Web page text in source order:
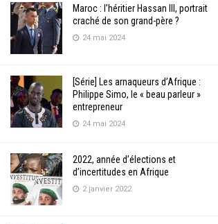
Maroc : l’héritier Hassan III, portrait
craché de son grand-père ?
24 mai 2024
[Série] Les arnaqueurs d’Afrique :
Philippe Simo, le « beau parleur »
entrepreneur
24 mai 2024
2022, année d’élections et
d’incertitudes en Afrique
2 janvier 2022